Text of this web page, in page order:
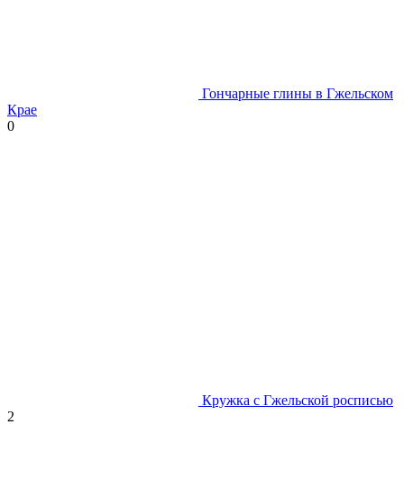
Гончарные глины в Гжельском
Крае
0
Кружка с Гжельской росписью
2